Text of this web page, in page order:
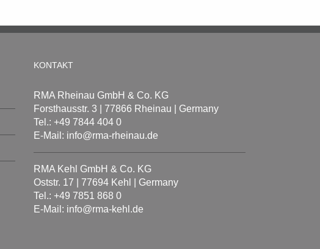
KONTAKT
RMA Rheinau GmbH & Co. KG
Forsthausstr. 3 | 77866 Rheinau | Germany
Tel.: +49 7844 404 0
E-Mail: info@rma-rheinau.de
RMA Kehl GmbH & Co. KG
Oststr. 17 | 77694 Kehl | Germany
Tel.: +49 7851 868 0
E-Mail: info@rma-kehl.de